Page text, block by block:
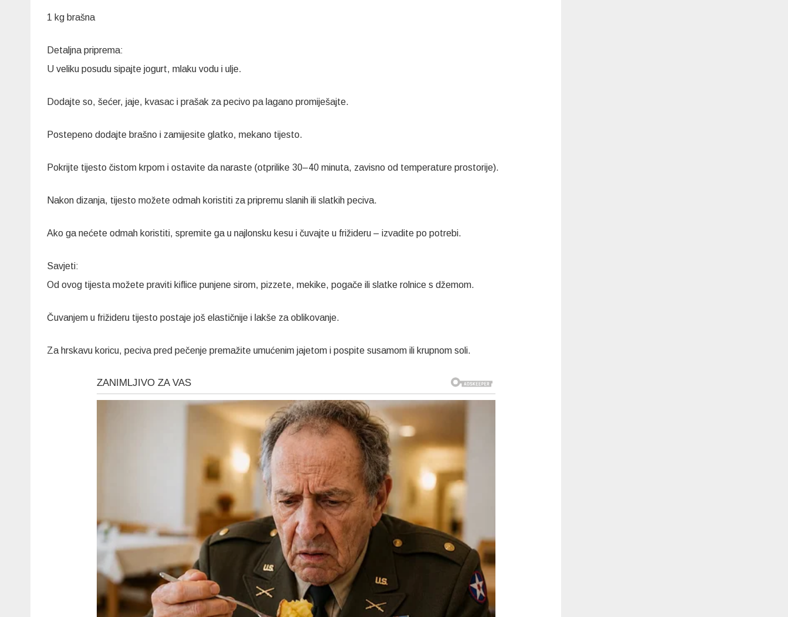
1 kg brašna
Detaljna priprema:
U veliku posudu sipajte jogurt, mlaku vodu i ulje.
Dodajte so, šećer, jaje, kvasac i prašak za pecivo pa lagano promiješajte.
Postepeno dodajte brašno i zamijesite glatko, mekano tijesto.
Pokrijte tijesto čistom krpom i ostavite da naraste (otprilike 30–40 minuta, zavisno od temperature prostorije).
Nakon dizanja, tijesto možete odmah koristiti za pripremu slanih ili slatkih peciva.
Ako ga nećete odmah koristiti, spremite ga u najlonsku kesu i čuvajte u frižideru – izvadite po potrebi.
Savjeti:
Od ovog tijesta možete praviti kiflice punjene sirom, pizzete, mekike, pogače ili slatke rolnice s džemom.
Čuvanjem u frižideru tijesto postaje još elastičnije i lakše za oblikovanje.
Za hrskavu koricu, peciva pred pečenje premažite umućenim jajetom i pospite susamom ili krupnom soli.